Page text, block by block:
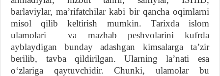
barlaviylar, maʼrifatchilar kabi bir qancha oqimlarni
misol qilib keltirish mumkin. Tarixda islom
ulamolari va mazhab peshvolarini kufrda
ayblaydigan bunday adashgan kimsalarga taʼzir
berilib, tavba qildirilgan. Ularning laʼnati esa
oʻzlariga qaytuvchidir. Chunki, ulamolar bu